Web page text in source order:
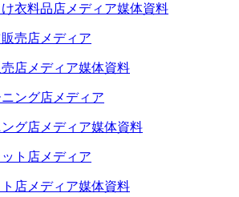
衣料品店メディア媒体資料
店メディア媒体資料
グ店メディア媒体資料
店メディア媒体資料